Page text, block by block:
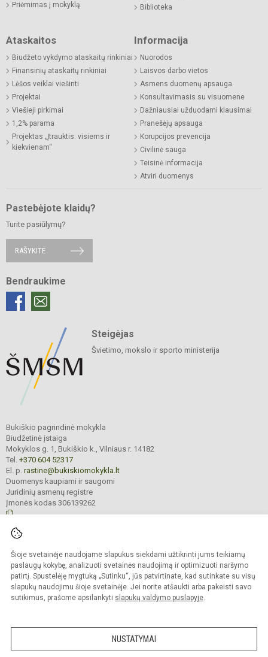
Šioje svetainėje naudojame slapukus siekdami užtikrinti jums teikiamų
paslaugų kokybę, analizuoti svetainės naudojimą ir optimizuoti naršymo
patirtį. Spustelėję mygtuką „Sutinku“, jūs patvirtinate, kad sutinkate su visų
slapukų naudojimu šioje svetainėje. Jei norite atšaukti arba pakeisti savo
sutikimus, prašome apsilankyti slapukų valdymo puslapyje.
NUSTATYMAI
Priėmimas į mokyklą
Biblioteka
Ataskaitos
Biudžeto vykdymo ataskaitų rinkiniai
Finansinių ataskaitų rinkiniai
Lėšos veiklai viešinti
Projektai
Viešieji pirkimai
1,2% parama
Projektas „Įtrauktis: visiems ir
kiekvienam“
Informacija
Nuorodos
Laisvos darbo vietos
Asmens duomenų apsauga
Konsultavimasis su visuomene
Dažniausiai užduodami klausimai
Pranešėjų apsauga
Korupcijos prevencija
Civilinė sauga
Teisinė informacija
Atviri duomenys
Pastebėjote klaidų?
Turite pasiūlymų?
RAŠYKITE
Bendraukime
Steigėjas
Švietimo, mokslo ir sporto ministerija
Bukiškio pagrindinė mokykla
Biudžetinė įstaiga
Mokyklos g. 1, Bukiškio k., Vilniaus r. 14182
Tel. +370 604 52317
El. p. rastine@bukiskiomokykla.lt
Duomenys kaupiami ir saugomi
Juridinių asmenų registre
Įmonės kodas 306139262
Kopijuoti turinį be raštiško Bukiškio pagrindinės mokyklos administracijos
sutikimo griežtai draudžiama.
Prieinamumo paraiška Slapukų valdymas
Sumanus būdas atnaujinti